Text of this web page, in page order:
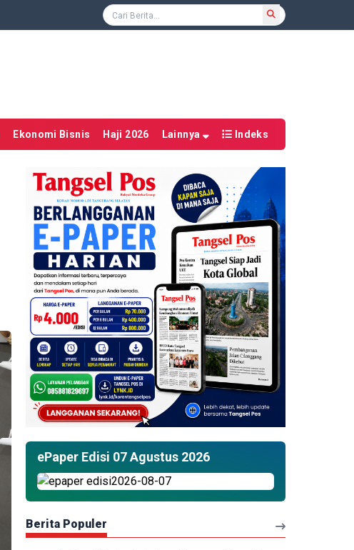
Ekonomi Bisnis Haji 2026 Lainnya Indeks
ePaper Edisi 07 Agustus 2026
Berita Populer